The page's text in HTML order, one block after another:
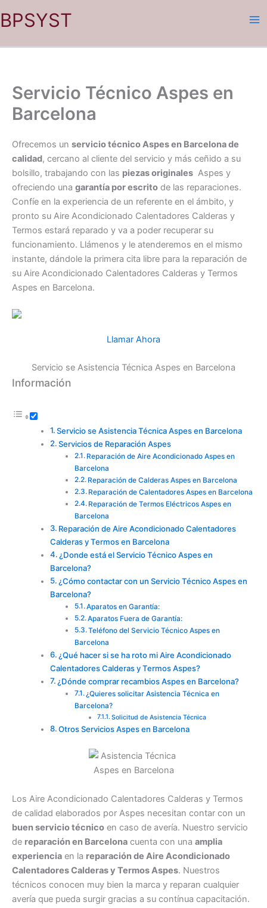
al
BPSYST
Servicio Técnico Aspes en
Barcelona
Ofrecemos un servicio técnico Aspes en Barcelona de
calidad, cercano al cliente del servicio y más ceñido a su
bolsillo, trabajando con las piezas originales Aspes y
ofreciendo una garantía por escrito de las reparaciones.
Confíe en la experiencia de un referente en el ámbito, y
pronto su Aire Acondicionado Calentadores Calderas y
Termos estará reparado y va a poder recuperar su
funcionamiento. Llámenos y le atenderemos en el mismo
instante, dándole la primera cita libre para la reparación de
su Aire Acondicionado Calentadores Calderas y Termos
Aspes en Barcelona.
Llamar Ahora
Servicio se Asistencia Técnica Aspes en Barcelona
Información
Servicio se Asistencia Técnica Aspes en Barcelona
Servicios de Reparación Aspes
Reparación de Aire Acondicionado Aspes en
Barcelona
Reparación de Calderas Aspes en Barcelona
Reparación de Calentadores Aspes en Barcelona
Reparación de Termos Eléctricos Aspes en
Barcelona
Reparación de Aire Acondicionado Calentadores
Calderas y Termos en Barcelona
¿Donde está el Servicio Técnico Aspes en
Barcelona?
¿Cómo contactar con un Servicio Técnico Aspes en
Barcelona?
Aparatos en Garantía:
Aparatos Fuera de Garantía:
Teléfono del Servicio Técnico Aspes en
Barcelona
¿Qué hacer si se ha roto mi Aire Acondicionado
Calentadores Calderas y Termos Aspes?
¿Dónde comprar recambios Aspes en Barcelona?
¿Quieres solicitar Asistencia Técnica en
Barcelona?
Solicitud de Asistencia Técnica
Otros Servicios Aspes en Barcelona
Los Aire Acondicionado Calentadores Calderas y Termos
de calidad elaborados por Aspes necesitan contar con un
buen servicio técnico en caso de avería. Nuestro servicio
de reparación en Barcelona cuenta con una amplia
experiencia en la reparación de Aire Acondicionado
Calentadores Calderas y Termos Aspes. Nuestros
técnicos conocen muy bien la marca y reparan cualquier
avería que pueda surgir gracias a su contínua capacitación.